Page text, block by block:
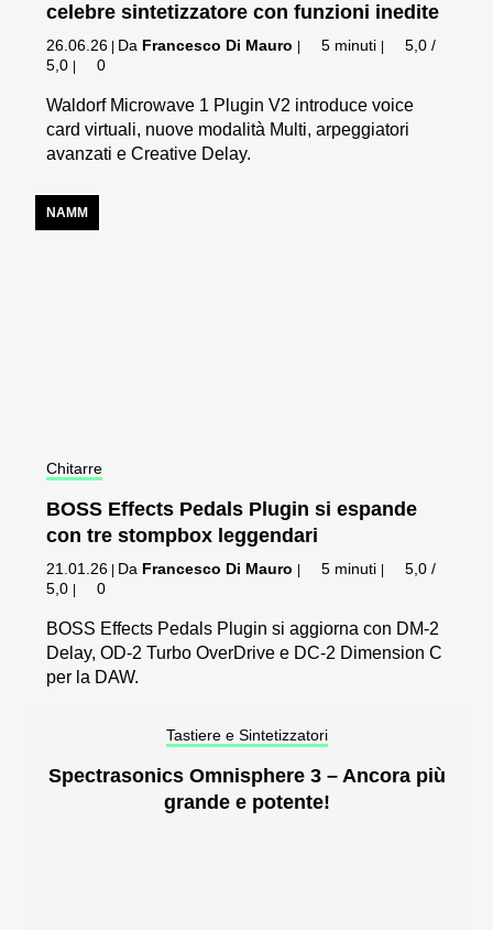
celebre sintetizzatore con funzioni inedite
26.06.26 | Da Francesco Di Mauro | 5 minuti |
5,0 /
5,0 | 0
Waldorf Microwave 1 Plugin V2 introduce voice
card virtuali, nuove modalità Multi, arpeggiatori
avanzati e Creative Delay.
NAMM
Chitarre
BOSS Effects Pedals Plugin si espande
con tre stompbox leggendari
21.01.26 | Da Francesco Di Mauro | 5 minuti |
5,0 /
5,0 | 0
BOSS Effects Pedals Plugin si aggiorna con DM-2
Delay, OD-2 Turbo OverDrive e DC-2 Dimension C
per la DAW.
Tastiere e Sintetizzatori
Spectrasonics Omnisphere 3 – Ancora più
grande e potente!